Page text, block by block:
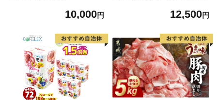
10,000円
格外 不揃い さけ サケ 鮭切身
切り身 魚 わけあり
12,500円